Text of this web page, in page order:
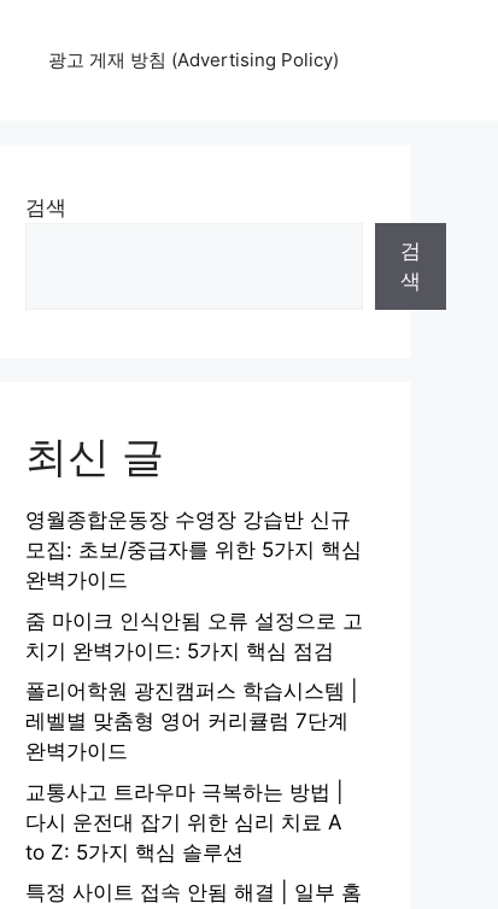
광고 게재 방침 (Advertising Policy)
검색
검
색
최신 글
영월종합운동장 수영장 강습반 신규
모집: 초보/중급자를 위한 5가지 핵심
완벽가이드
줌 마이크 인식안됨 오류 설정으로 고
치기 완벽가이드: 5가지 핵심 점검
폴리어학원 광진캠퍼스 학습시스템 |
레벨별 맞춤형 영어 커리큘럼 7단계
완벽가이드
교통사고 트라우마 극복하는 방법 |
다시 운전대 잡기 위한 심리 치료 A
to Z: 5가지 핵심 솔루션
특정 사이트 접속 안됨 해결 | 일부 홈